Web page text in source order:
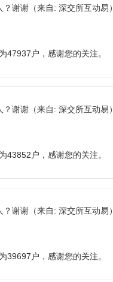
？谢谢 （来自: 深交所互动易）
47937户，感谢您的关注。
？谢谢 （来自: 深交所互动易）
43852户，感谢您的关注。
？谢谢 （来自: 深交所互动易）
39697户，感谢您的关注。